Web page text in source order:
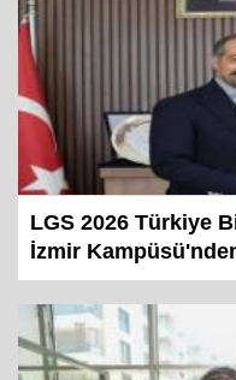
LGS 2026 Türkiye
İzmir Kampüsü'nden